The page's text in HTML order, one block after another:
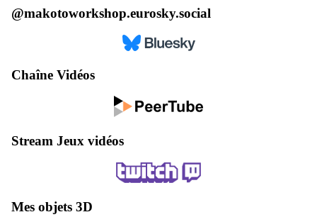
@makotoworkshop.eurosky.social
Chaîne Vidéos
Stream Jeux vidéos
Mes objets 3D